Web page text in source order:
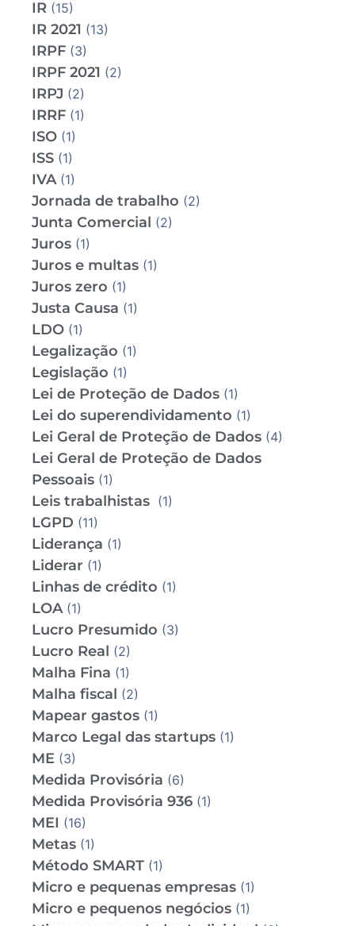
IR (15)
IR 2021 (13)
IRPF (3)
IRPF 2021 (2)
IRPJ (2)
IRRF (1)
ISO (1)
ISS (1)
IVA(1)
Jornada de trabalho (2)
Junta Comercial (2)
Juros (1)
Juros e multas (1)
Juros zero (1)
Justa Causa (1)
LDO (1)
Legalização (1)
Legislação (1)
Lei de Proteção de Dados (1)
Lei do superendividamento (1)
Lei Geral de Proteção de Dados (4)
Lei Geral de Proteção de Dados
Pessoais (1)
Leis trabalhistas (1)
LGPD (11)
Liderança (1)
Liderar (1)
Linhas de crédito (1)
LOA(1)
Lucro Presumido (3)
Lucro Real (2)
Malha Fina (1)
Malha fiscal (2)
Mapear gastos (1)
Marco Legal das startups (1)
ME (3)
Medida Provisória (6)
Medida Provisória 936 (1)
MEI (16)
Metas (1)
Método SMART (1)
Micro e pequenas empresas (1)
Micro e pequenos negócios (1)